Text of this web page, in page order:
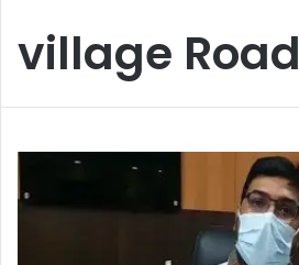
village Road